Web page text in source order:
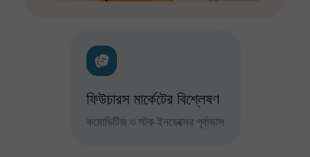
ফিউচারস মার্কেটের বিশ্লেষণ
কমোডিটিজ ও স্টক ইনডেক্সের পূর্বাভাস